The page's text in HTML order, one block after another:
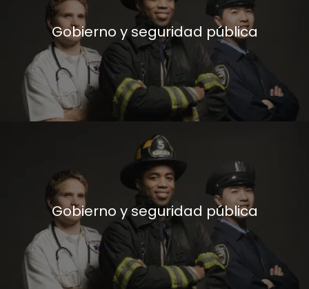
Gobierno y seguridad pública
Gobierno y seguridad pública